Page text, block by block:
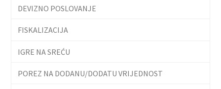
DEVIZNO POSLOVANJE
FISKALIZACIJA
IGRE NA SREĆU
POREZ NA DODANU/DODATU VRIJEDNOST